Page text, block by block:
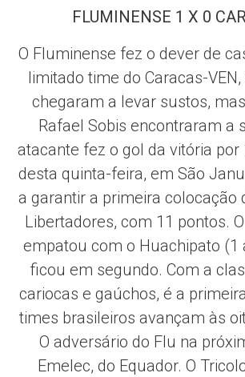
FLUMINENSE 1 X 0
O Fluminense fez o dever de
limitado time do Caracas-
chegaram a levar sustos,
Rafael Sobis encontraram a
atacante fez o gol da vitória por
desta quinta-feira, em São
a garantir a primeira colocação
Libertadores, com 11 pontos.
empatou com o Huachipato (1
ficou em segundo. Com a
cariocas e gaúchos, é a
times brasileiros avançam às
O adversário do Flu na
Emelec, do Equador. O